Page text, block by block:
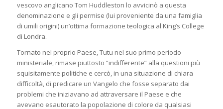
vescovo anglicano Tom Huddleston lo avvicinò a questa
denominazione e gli permise (lui proveniente da una famiglia
di umili origini) un’ottima formazione teologica al King’s College
di Londra.
Tornato nel proprio Paese, Tutu nel suo primo periodo
ministeriale, rimase piuttosto “indifferente” alla questioni più
squisitamente politiche e cercò, in una situazione di chiara
difficoltà, di predicare un Vangelo che fosse separato dai
problemi che iniziavano ad attraversare il Paese e che
avevano esautorato la popolazione di colore da qualsiasi